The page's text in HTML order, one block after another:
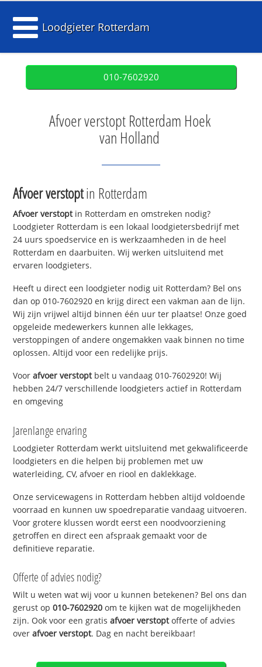
Loodgieter Rotterdam
010-7602920
Afvoer verstopt Rotterdam Hoek
van Holland
Afvoer verstoptin Rotterdam
Afvoer verstoptin Rotterdam en omstreken nodig?
Loodgieter Rotterdam is een lokaal loodgietersbedrijf met
24 uurs spoedservice en is werkzaamheden in de heel
Rotterdam en daarbuiten. Wij werken uitsluitend met
ervaren loodgieters.
Heeft u direct een loodgieter nodig uit Rotterdam? Bel ons
dan op 010-7602920 en krijg direct een vakman aan de lijn.
Wij zijn vrijwel altijd binnen één uur ter plaatse! Onze goed
opgeleide medewerkers kunnen alle lekkages,
verstoppingen of andere ongemakken vaak binnen no time
oplossen. Altijd voor een redelijke prijs.
Voorafvoer verstoptbelt u vandaag 010-7602920! Wij
hebben 24/7 verschillende loodgieters actief in Rotterdam
en omgeving
Jarenlange ervaring
Loodgieter Rotterdam werkt uitsluitend met gekwalificeerde
loodgieters en die helpen bij problemen met uw
waterleiding, CV, afvoer en riool en daklekkage.
Onze servicewagens in Rotterdam hebben altijd voldoende
voorraad en kunnen uw spoedreparatie vandaag uitvoeren.
Voor grotere klussen wordt eerst een noodvoorziening
getroffen en direct een afspraak gemaakt voor de
definitieve reparatie.
Offerte of advies nodig?
Wilt u weten wat wij voor u kunnen betekenen? Bel ons dan
gerust op010-7602920 om te kijken wat de mogelijkheden
zijn. Ook voor een gratisafvoer verstoptofferte of advies
overafvoer verstopt. Dag en nacht bereikbaar!